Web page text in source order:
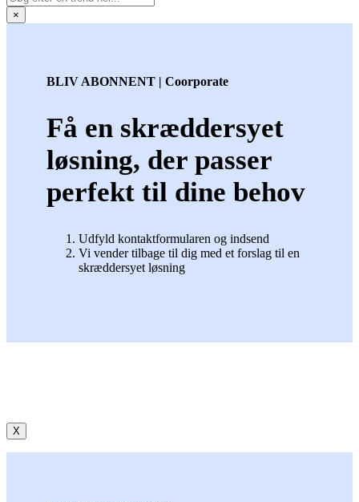
×
BLIV ABONNENT | Coorporate
Få en skræddersyet
løsning, der passer
perfekt til dine behov
Udfyld kontaktformularen og indsend
Vi vender tilbage til dig med et forslag til en
skræddersyet løsning
X